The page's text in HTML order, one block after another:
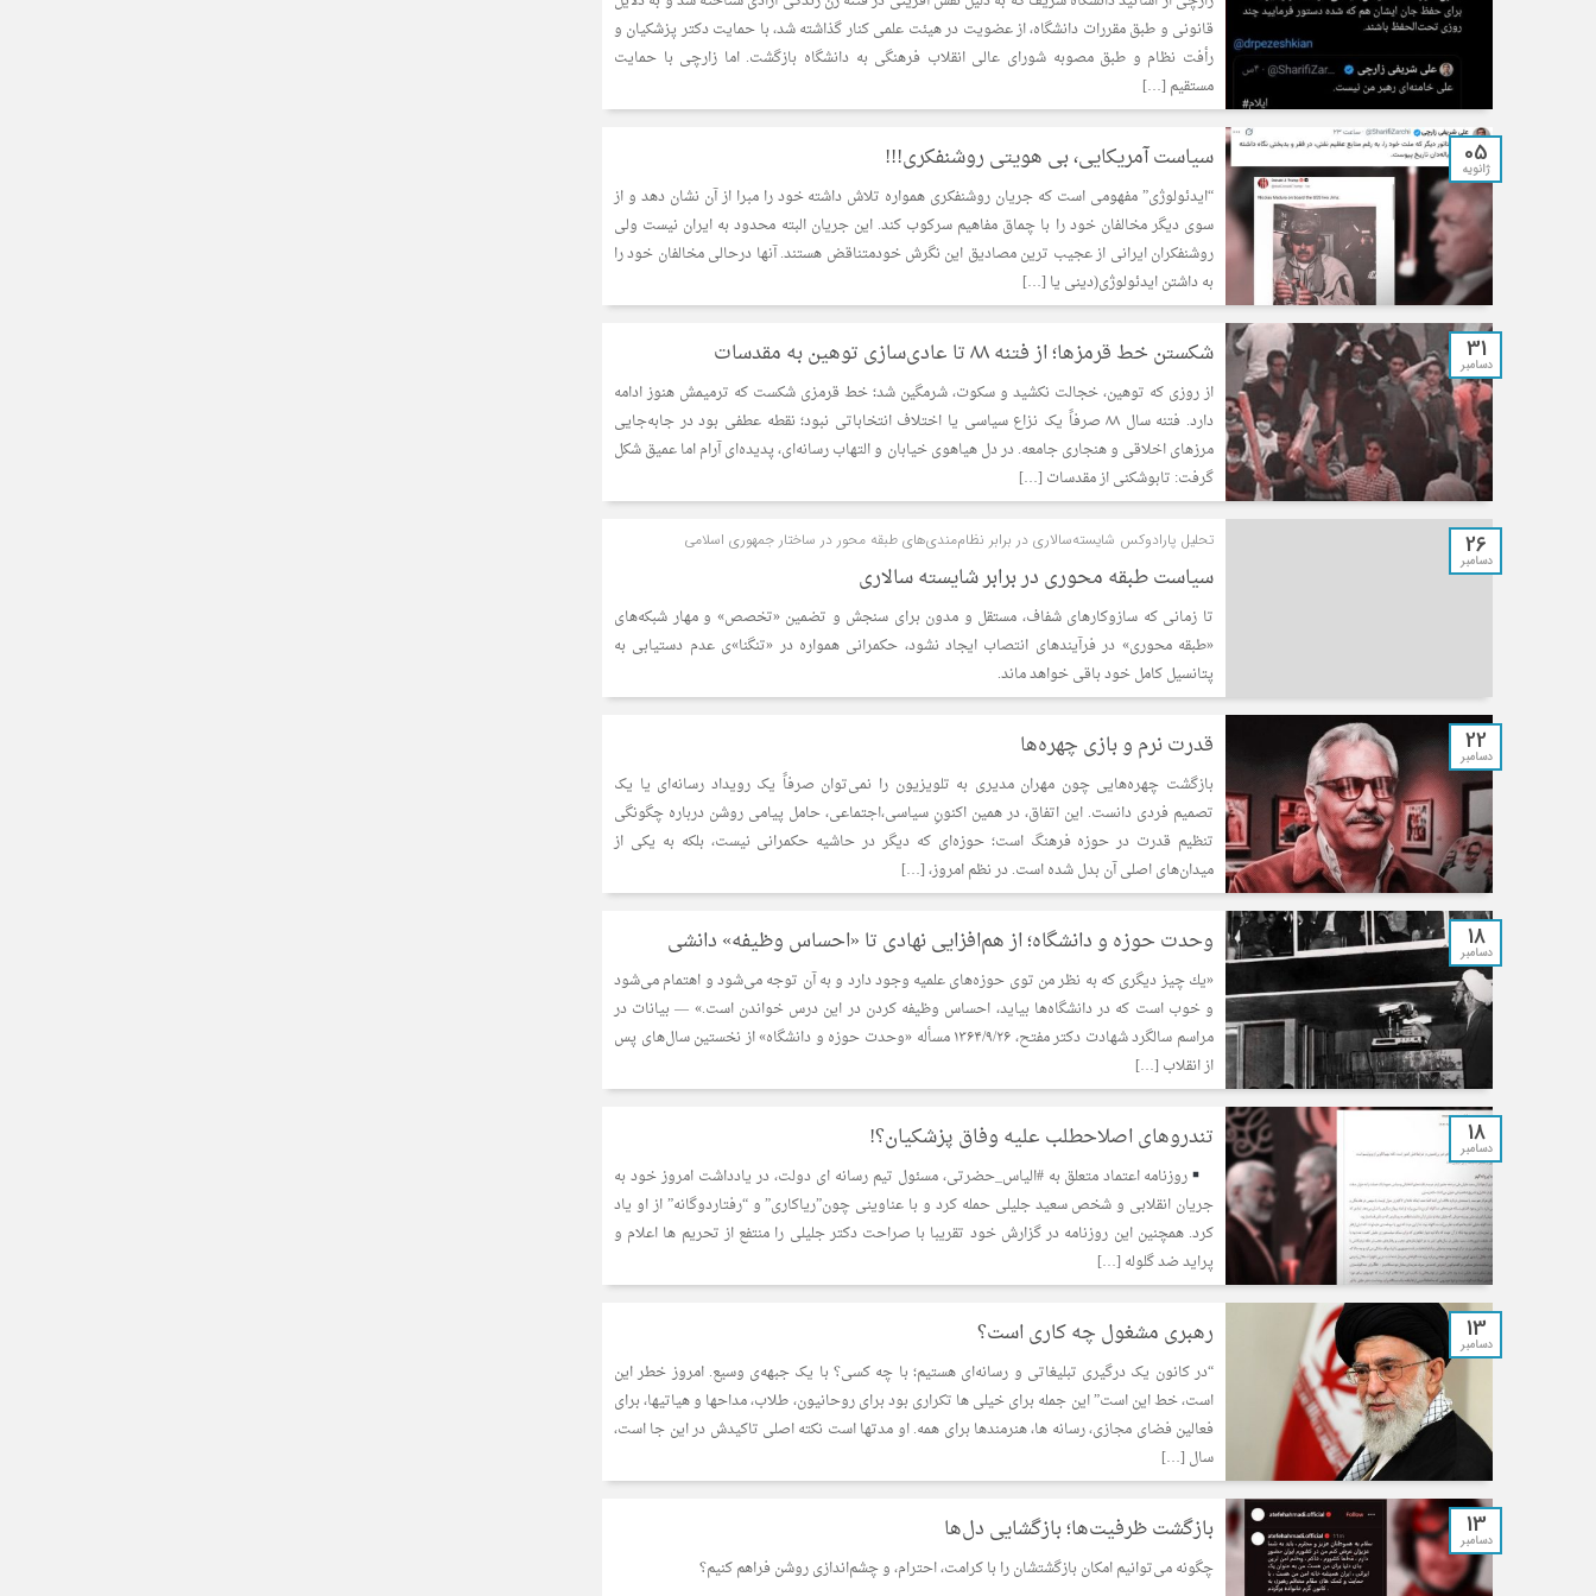
قانونی و طبق مقررات دانشگاه، از عضویت در هیئت علمی کنار گذاشته شد، با حمایت دکتر پزشکیان و
رأفت نظام و طبق مصوبه شورای عالی انقلاب فرهنگی به دانشگاه بازگشت. اما زارچی با حمایت
مستقیم […]
05
ژانویه سیاست آمریکایی، بی هویتی روشنفکری!!!
“ایدئولوژی” مفهومی است که جریان روشنفکری همواره تلاش داشته خود را مبرا از آن نشان دهد و از
سوی دیگر مخالفان خود را با چماق مفاهیم سرکوب کند. این جریان البته محدود به ایران نیست ولی
روشنفکران ایرانی از عجیب ترین مصادیق این نگرش خودمتناقض هستند. آنها درحالی مخالفان خود را
به داشتن ایدئولوژی(دینی یا […]
31
دسامبر شکستن خط قرمزها؛ از فتنه ۸۸ تا عادی‌سازی توهین به مقدسات
از روزی که توهین، خجالت نکشید و سکوت، شرمگین شد؛ خط قرمزی شکست که ترمیمش هنوز ادامه
دارد. فتنه سال ۸۸ صرفاً یک نزاع سیاسی یا اختلاف انتخاباتی نبود؛ نقطه عطفی بود در جابه‌جایی
مرزهای اخلاقی و هنجاری جامعه. در دل هیاهوی خیابان و التهاب رسانه‌ای، پدیده‌ای آرام اما عمیق شکل
گرفت: تابوشکنی از مقدسات […]
26
دسامبر
تحلیل پارادوکس شایسته‌سالاری در برابر نظام‌مندی‌های طبقه محور در ساختار جمهوری اسلامی
سیاست طبقه محوری در برابر شایسته سالاری
تا زمانی که سازوکارهای شفاف، مستقل و مدون برای سنجش و تضمین «تخصص» و مهار شبکه‌های
«طبقه محوری» در فرآیندهای انتصاب ایجاد نشود، حکمرانی همواره در «تنگنا»ی عدم دستیابی به
پتانسیل کامل خود باقی خواهد ماند.
22
دسامبر قدرت نرم و بازی چهره‌ها
بازگشت چهره‌هایی چون مهران مدیری به تلویزیون را نمی‌توان صرفاً یک رویداد رسانه‌ای یا یک
تصمیم فردی دانست. این اتفاق، در همین اکنونِ سیاسی،اجتماعی، حامل پیامی روشن درباره چگونگی
تنظیم قدرت در حوزه فرهنگ است؛ حوزه‌ای که دیگر در حاشیه حکمرانی نیست، بلکه به یکی از
میدان‌های اصلی آن بدل شده است. در نظم امروز، […]
18
دسامبر وحدت حوزه و دانشگاه؛ از هم‌افزایی نهادی تا «احساس وظیفه» دانشی
«یك چیز دیگری كه به نظر من توی حوزه‌های علمیه وجود دارد و به آن توجه می‌شود و اهتمام می‌شود
و خوب است كه در دانشگاه‌ها بیاید، احساس وظیفه كردن در این درس خواندن است.» — بیانات در
مراسم سالگرد شهادت دکتر مفتح، ۱۳۶۴/۹/۲۶ مسأله «وحدت حوزه و دانشگاه» از نخستین سال‌های پس
از انقلاب […]
18
دسامبر تندروهای اصلاحطلب علیه وفاق پزشکیان؟!
روزنامه اعتماد متعلق به #الیاس_حضرتی، مسئول تیم رسانه ای دولت، در یادداشت امروز خود به
جریان انقلابی و شخص سعید جلیلی حمله کرد و با عناوینی چون”ریاکاری” و “رفتاردوگانه” از او یاد
کرد. همچنین این روزنامه در گزارش خود تقریبا با صراحت دکتر جلیلی را منتفع از تحریم ها اعلام و
پراید ضد گلوله […]
13
دسامبر رهبری مشغول چه کاری است؟
“در کانون یک درگیری تبلیغاتی و رسانه‌ای هستیم؛ با چه کسی؟ با یک جبهه‌ی وسیع. امروز خطر این
است، خط این است” این جمله برای خیلی ها تکراری بود برای روحانیون، طلاب، مداحها و هیاتیها، برای
فعالین فضای مجازی، رسانه ها، هنرمندها برای همه. او مدتها است نکته اصلی تاکیدش در این جا است،
سال […]
13
دسامبر بازگشت ظرفیت‌ها؛ بازگشایی دل‌ها
چگونه می‌توانیم امکان بازگشتشان را با کرامت، احترام، و چشم‌اندازی روشن فراهم کنیم؟